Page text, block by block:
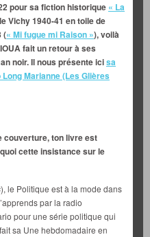
pour sa fiction historique « La
Vichy 1940-41 en toile de
(« Mi fugue mi Raison »), voilà
fait un retour à ses
noir. Il nous présente icisa
Long Marianne (Les Glières
couverture, ton livre est
cette insistance sur le
), le Politique est à la mode dans
par la radio
pour une série politique qui
sa Une hebdomadaire en